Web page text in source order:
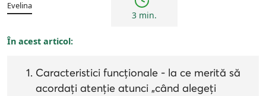
Evelina
3 min.
În acest articol:
Caracteristici funcționale - la ce merită să
acordați atenție atunci „când alegeți